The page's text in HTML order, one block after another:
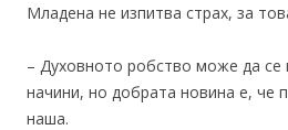
Младена не изпитва страх, за
– Духовното робство може да се
начини, но добрата новина е, че
наша.